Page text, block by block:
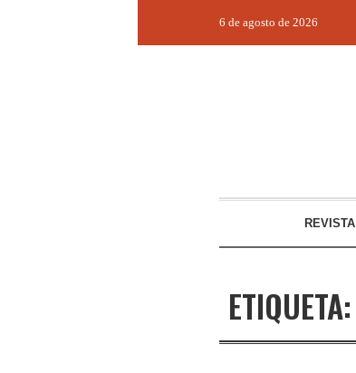
6 de agosto de 2026
REVISTA
ETIQUETA: